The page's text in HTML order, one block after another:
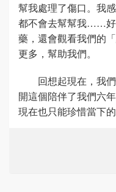
幫我處理了傷口。我
都不會去幫幫我……好
藥，還會觀看我們的
更多，幫助我們。
回想起現在，我
開這個陪伴了我們六
現在也只能珍惜當下的